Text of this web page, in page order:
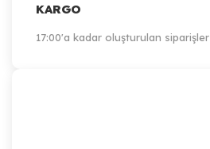
KARGO
17:00'a kadar oluşturulan siparişler